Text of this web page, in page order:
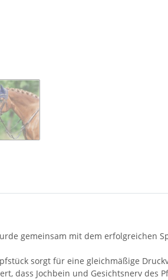
gemeinsam mit dem erfolgreichen
sorgt für eine gleichmäßige
dass Jochbein und Gesichtsnerv des